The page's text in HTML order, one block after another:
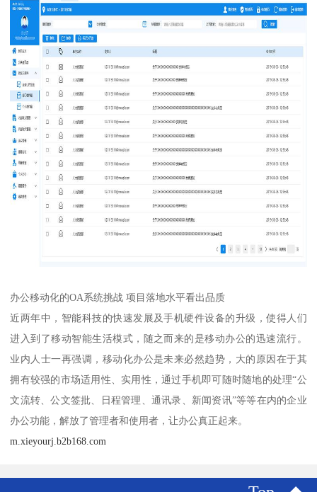
办公移动化的OA系统挑战 项目落地水平看出品质
近两年中，智能科技的快速发展及手机硬件设备的升级，使得人们
进入到了移动智能生活模式，随之而来的是移动办公的迅速流行。
业内人士一再强调，移动化办公是未来必然趋势，大的原因在于其
拥有较强的市场适用性、实用性，通过手机即可随时随地的处理“公
文流转、公文签批、日程管理、通讯录、新闻资讯”等等在内的企业
办公功能，解放了管理者和使用者，让办公真正起来。
m.xieyourj.b2b168.com